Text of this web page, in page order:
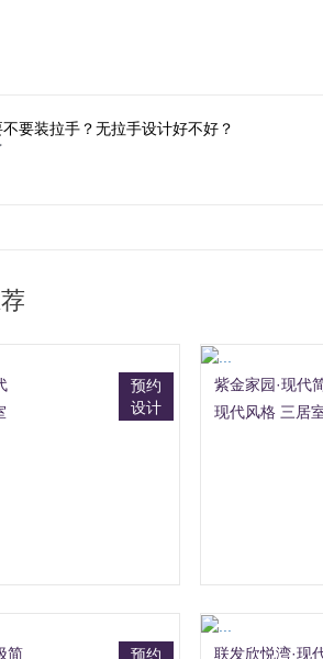
不要装拉手？无拉手设计好不好？
预约
设计
紫金家园·现代
现代风格 三居
简
预约
联发欣悦湾·现